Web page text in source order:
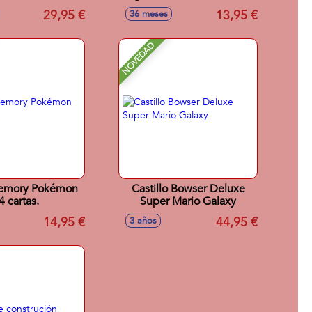
29,95 € 36 meses 13,95 €
Pokémon
cartas.
14,95 €
NOVEDAD
Castillo Bowser Deluxe
Super Mario Galaxy
3 años 44,95 €